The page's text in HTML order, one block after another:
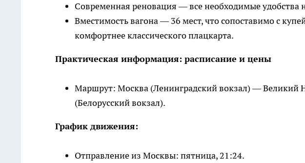
Современная реновация — все необходимые удобства
Вместимость вагона — 36 мест, что сопоставимо с
комфортнее классического плацкарта.
Практическая информация: расписание и цены
Маршрут: Москва (Ленинградский вокзал) — Великий
(Белорусский вокзал).
График движения:
Отправление из Москвы: пятница, 21:24.